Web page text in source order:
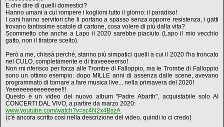
E che dire di quelli domestici?
Hanno umani a cui rompere i koglioni tutto il giorno: il paradiso!
I cani hanno servitori che li portano a spasso senza opporre resistenza, i gatti
trovano tantissime scatole di cartone, cosa volere di più dalla vita?
Scommetto che anche a Lapo il 2020 sarebbe piaciuto (Lapo il mio vecchio
gatto, non il tiratore scelto).
Però a me, chissà perché, stanno più simpatici quelli a cui il 2020 l'ha troncato
nel CULO, completamente e di traveeeeerso!
Non mi riferisco per forza alle Trombe di Falloppio, ma le Trombe di Falloppio
sono un ottimo esempio: dopo MILLE anni di assenza dalle scene, avevano
programmato di tornare a fare musica live... nella primavera del 2020!
Yeeeeeeeeeeeeeee!!!
Questo è un video del nuovo album "Padre Abarth", acquistabile solo AI
CONCERTI DAL VIVO, a partire da marzo 2020:
www.youtube.com/watch?v=sc4N2x4BszA
(c'è ancora scritto così nella descrizione del video, quindi io ci credo)